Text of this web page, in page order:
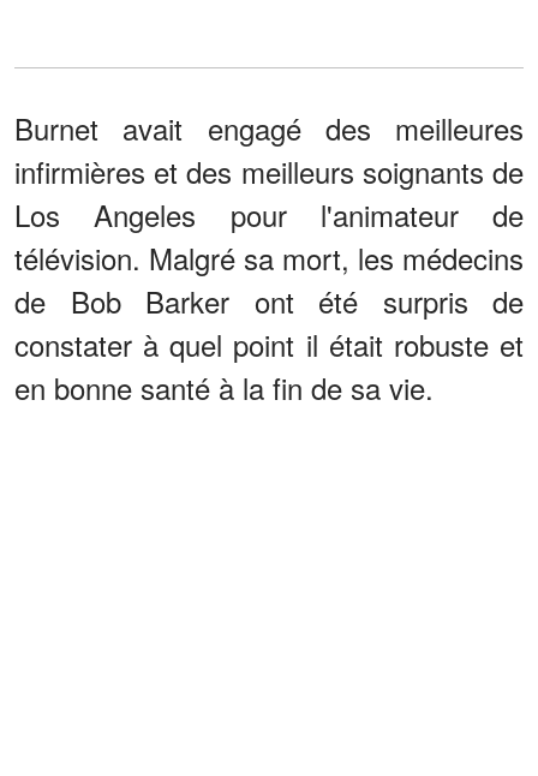
Burnet avait engagé des meilleures
infirmières et des meilleurs soignants de
Los Angeles pour l'animateur de
télévision. Malgré sa mort, les médecins
de Bob Barker ont été surpris de
constater à quel point il était robuste et
en bonne santé à la fin de sa vie.